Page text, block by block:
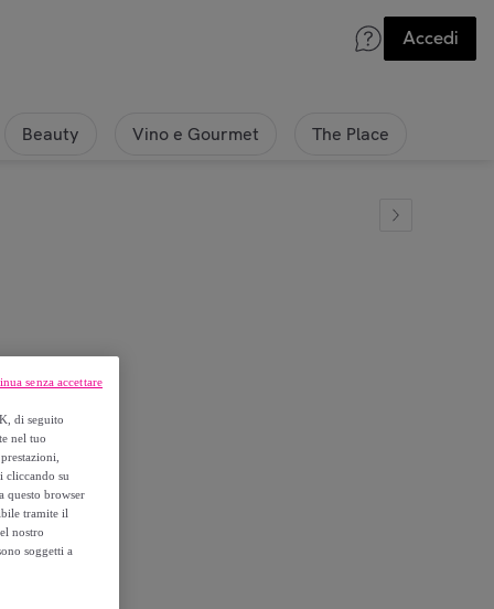
Accedi
Beauty Vino e Gourmet The Place
di seguito
nel tuo
cliccando su
questo browser
tramite il
nostro
soggetti a
senza accettare